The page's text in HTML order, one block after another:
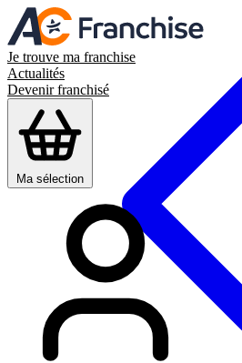
Je trouve ma franchise
Actualités
Devenir franchisé
Ma sélection